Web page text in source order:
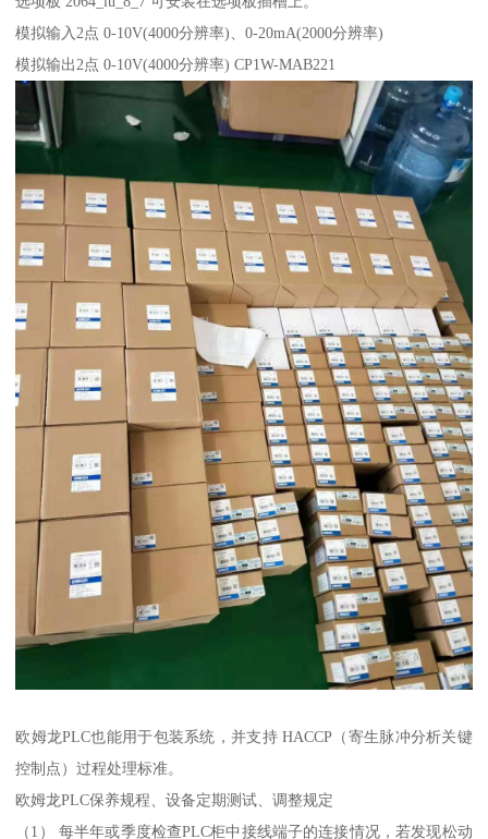
模拟输入2点 0-10V(4000分辨率)、0-20mA(2000分辨率)
模拟输出2点 0-10V(4000分辨率) CP1W-MAB221
欧姆龙PLC也能用于包装系统，并支持 HACCP（寄生脉冲分析关键
控制点）过程处理标准。
欧姆龙PLC保养规程、设备定期测试、调整规定
（1） 每半年或季度检查PLC柜中接线端子的连接情况，若发现松动